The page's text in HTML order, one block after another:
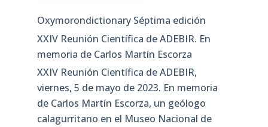
Oxymorondictionary Séptima edición
XXIV Reunión Científica de ADEBIR. En
memoria de Carlos Martín Escorza
XXIV Reunión Científica de ADEBIR,
viernes, 5 de mayo de 2023. En memoria
de Carlos Martín Escorza, un geólogo
calagurritano en el Museo Nacional de